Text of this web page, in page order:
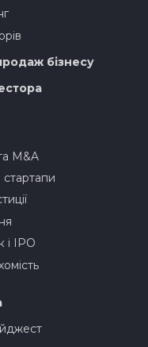
бізнесу
M&A
стартапи
і IPO